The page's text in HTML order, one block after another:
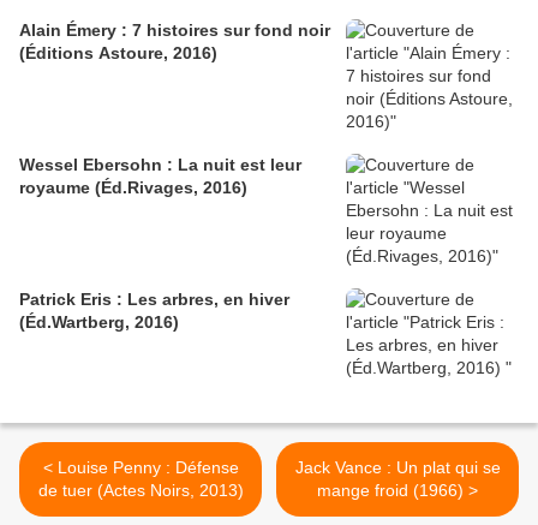
Alain Émery : 7 histoires sur fond noir
(Éditions Astoure, 2016)
Wessel Ebersohn : La nuit est leur
royaume (Éd.Rivages, 2016)
Patrick Eris : Les arbres, en hiver
(Éd.Wartberg, 2016)
< Louise Penny : Défense
de tuer (Actes Noirs, 2013)
Jack Vance : Un plat qui se
mange froid (1966) >